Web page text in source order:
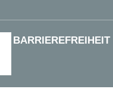
BARRIEREFREIHEIT